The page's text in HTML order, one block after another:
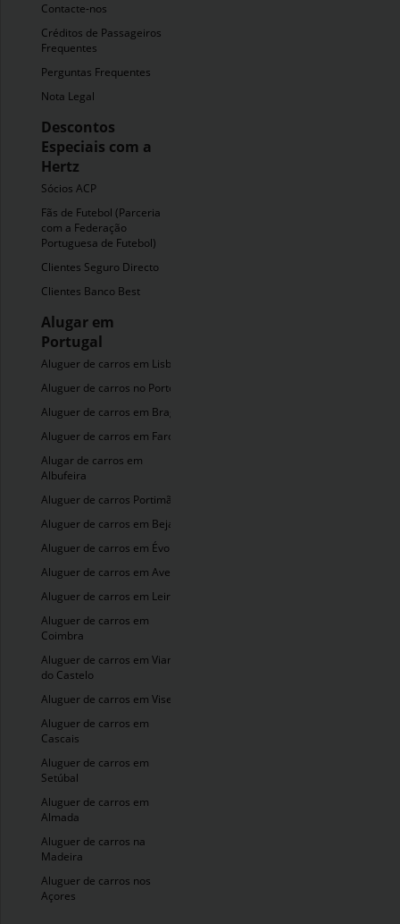
Contacte-nos
Créditos de Passageiros
Frequentes
Perguntas Frequentes
Nota Legal
Descontos
Especiais com a
Hertz
Sócios ACP
Fãs de Futebol (Parceria
com a Federação
Portuguesa de Futebol)
Clientes Seguro Directo
Clientes Banco Best
Alugar em
Portugal
Aluguer de carros em Lisboa
Aluguer de carros no Porto
Aluguer de carros em Braga
Aluguer de carros em Faro
Alugar de carros em
Albufeira
Aluguer de carros Portimão
Aluguer de carros em Beja
Aluguer de carros em Évora
Aluguer de carros em Aveiro
Aluguer de carros em Leiria
Aluguer de carros em
Coimbra
Aluguer de carros em Viana
do Castelo
Aluguer de carros em Viseu
Aluguer de carros em
Cascais
Aluguer de carros em
Setúbal
Aluguer de carros em
Almada
Aluguer de carros na
Madeira
Aluguer de carros nos
Açores